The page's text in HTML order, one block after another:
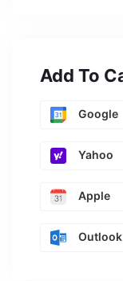
Add To
Google
Yahoo
Apple
Outlook